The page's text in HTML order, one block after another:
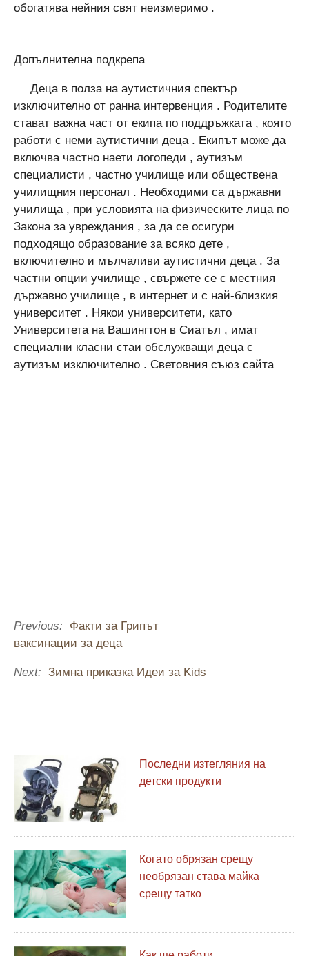
обогатява нейния свят неизмеримо .
Допълнителна подкрепа
Деца в полза на аутистичния спектър
изключително от ранна интервенция . Родителите
стават важна част от екипа по поддръжката , която
работи с неми аутистични деца . Екипът може да
включва частно наети логопеди , аутизъм
специалисти , частно училище или обществена
училищния персонал . Необходими са държавни
училища , при условията на физическите лица по
Закона за увреждания , за да се осигури
подходящо образование за всяко дете ,
включително и мълчаливи аутистични деца . За
частни опции училище , свържете се с местния
държавно училище , в интернет и с най-близкия
университет . Някои университети, като
Университета на Вашингтон в Сиатъл , имат
специални класни стаи обслужващи деца с
аутизъм изключително . Световния съюз сайта
Previous:
Факти за Грипът
ваксинации за деца
Next: Зимна приказка Идеи за Kids
Последни изтегляния на
детски продукти
Когато обрязан срещу
необрязан става майка
срещу татко